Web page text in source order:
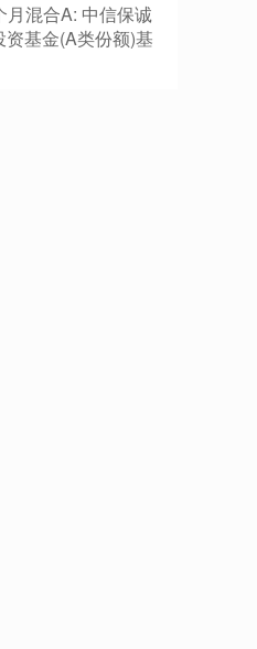
月混合A: 中信保诚
基金(A类份额)基